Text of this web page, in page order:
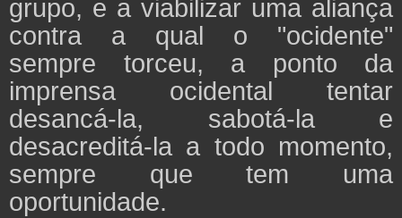
grupo, e a viabilizar uma aliança
contra a qual o "ocidente"
sempre torceu, a ponto da
imprensa ocidental tentar
desancá-la, sabotá-la e
desacreditá-la a todo momento,
sempre que tem uma
oportunidade.